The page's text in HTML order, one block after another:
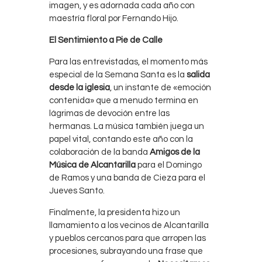
imagen, y es adornada cada año con
maestría floral por Fernando Hijo.
El Sentimiento a Pie de Calle
Para las entrevistadas, el momento más
especial de la Semana Santa es la salida
desde la iglesia , un instante de «emoción
contenida» que a menudo termina en
lágrimas de devoción entre las
hermanas. La música también juega un
papel vital, contando este año con la
colaboración de la banda Amigos de la
Música de Alcantarilla para el Domingo
de Ramos y una banda de Cieza para el
Jueves Santo.
Finalmente, la presidenta hizo un
llamamiento a los vecinos de Alcantarilla
y pueblos cercanos para que arropen las
procesiones, subrayando una frase que